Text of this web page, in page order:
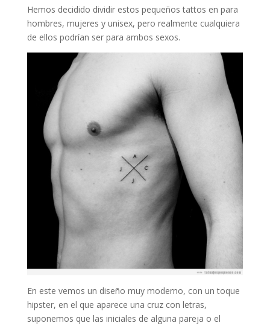
Hemos decidido dividir estos pequeños tattos en para
hombres, mujeres y unisex, pero realmente cualquiera
de ellos podrían ser para ambos sexos.
En este vemos un diseño muy moderno, con un toque
hipster, en el que aparece una cruz con letras,
suponemos que las iniciales de alguna pareja o el